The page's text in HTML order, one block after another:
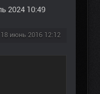
2024 10:49
18 июнь 2016 12:12